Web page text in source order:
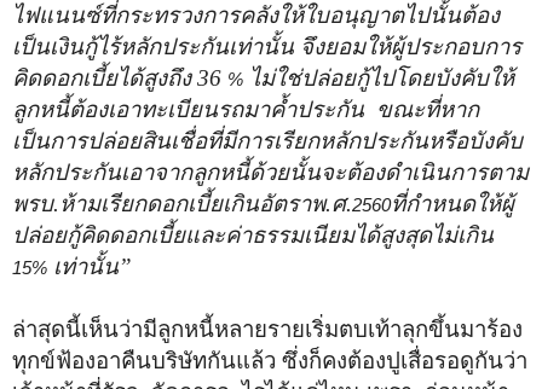
ไฟแนนซ์ที่กระทรวงการคลังให้ใบอนุญาตไปนั้นต้อง
เป็นเงินกู้ไร้หลักประกันเท่านั้น จึงยอมให้ผู้ประกอบการ
คิดดอกเบี้ยได้สูงถึง 36 % ไม่ใช่ปล่อยกู้ไปโดยบังคับให้
ลูกหนี้ต้องเอาทะเบียนรถมาค้ำประกัน ขณะที่หาก
เป็นการปล่อยสินเชื่อที่มีการเรียกหลักประกันหรือบังคับ
หลักประกันเอาจากลูกหนี้ด้วยนั้นจะต้องดำเนินการตาม
พรบ.ห้ามเรียกดอกเบี้ยเกินอัตราพ.ศ.2560ที่กำหนดให้ผู้
ปล่อยกู้คิดดอกเบี้ยและค่าธรรมเนียมได้สูงสุดไม่เกิน
15% เท่านั้น”
ล่าสุดนี้เห็นว่ามีลูกหนี้หลายรายเริ่มตบเท้าลุกขึ้นมาร้อง
ทุกข์ฟ้องอาคืนบริษัทกันแล้ว ซึ่งก็คงต้องปูเสื่อรอดูกันว่า